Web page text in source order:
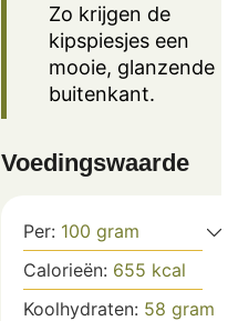
Zo krijgen de
kipspiesjes een
mooie, glanzende
buitenkant.
Voedingswaarde
Per: 100 gram
Calorieën: 655 kcal
Koolhydraten: 58 gram